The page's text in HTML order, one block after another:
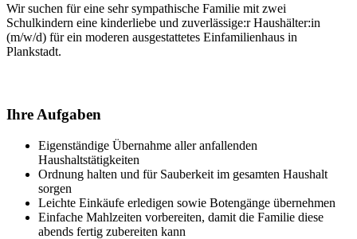
Wir suchen für eine sehr sympathische Familie mit zwei
Schulkindern eine kinderliebe und zuverlässige:r Haushälter:in
(m/w/d) für ein moderen ausgestattetes Einfamilienhaus in
Plankstadt.
Ihre Aufgaben
Eigenständige Übernahme aller anfallenden
Haushaltstätigkeiten
Ordnung halten und für Sauberkeit im gesamten Haushalt
sorgen
Leichte Einkäufe erledigen sowie Botengänge übernehmen
Einfache Mahlzeiten vorbereiten, damit die Familie diese
abends fertig zubereiten kann